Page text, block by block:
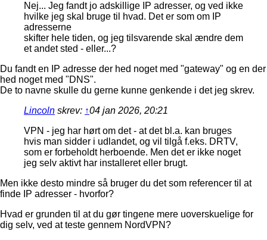
Nej... Jeg fandt jo adskillige IP adresser, og ved ikke
hvilke jeg skal bruge til hvad. Det er som om IP
adresserne
skifter hele tiden, og jeg tilsvarende skal ændre dem
et andet sted - eller...?
Du fandt en IP adresse der hed noget med "gateway" og en der
hed noget med "DNS".
De to navne skulle du gerne kunne genkende i det jeg skrev.
Lincoln skrev: ↑04 jan 2026, 20:21
VPN - jeg har hørt om det - at det bl.a. kan bruges
hvis man sidder i udlandet, og vil tilgå f.eks. DRTV,
som er forbeholdt herboende. Men det er ikke noget
jeg selv aktivt har installeret eller brugt.
Men ikke desto mindre så bruger du det som referencer til at
finde IP adresser - hvorfor?
Hvad er grunden til at du gør tingene mere uoverskuelige for
dig selv, ved at teste gennem NordVPN?